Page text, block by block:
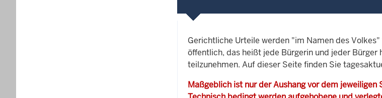
Gerichtliche Urteile werden "im Namen des
öffentlich, das heißt jede Bürgerin und jeder
teilzunehmen. Auf dieser Seite finden Sie
Maßgeblich ist nur der Aushang vor dem jeweiligen